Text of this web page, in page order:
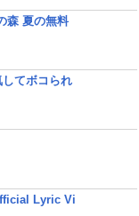
森 夏の無料
してボコられ
Lyric Vi